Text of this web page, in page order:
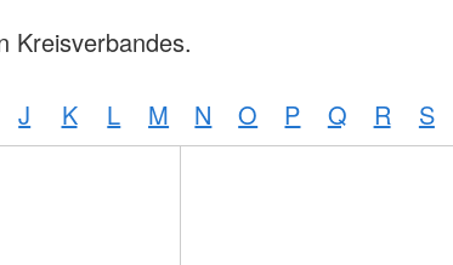
Kreisverbandes.
J K L M N O P Q R S